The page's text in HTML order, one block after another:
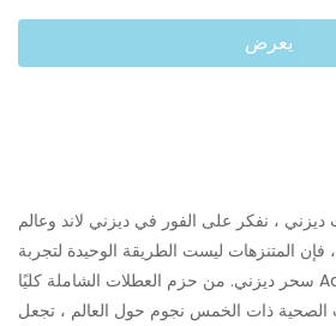
يعرض
، نفكر على الفور في ديزني لاند وعالم
المتنزهات ليست الطريقة الوحيدة لتجربة
سحر ديزني. من حزم العطلات الشاملة كليًا Adventures by Disney
الصحية ذات الخمس نجوم حول العالم ، تجعل